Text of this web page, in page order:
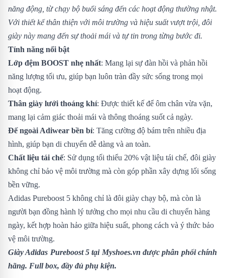
năng động, từ chạy bộ buổi sáng đến các hoạt động thường nhật.
Với thiết kế thân thiện với môi trường và hiệu suất vượt trội, đôi
giày này mang đến sự thoải mái và tự tin trong từng bước đi.
Tính năng nổi bật
Lớp đệm BOOST nhẹ nhất: Mang lại sự đàn hồi và phản hồi
năng lượng tối ưu, giúp bạn luôn tràn đầy sức sống trong mọi
hoạt động.
Thân giày lưới thoáng khí: Được thiết kế để ôm chân vừa vặn,
mang lại cảm giác thoải mái và thông thoáng suốt cả ngày.
Đế ngoài Adiwear bền bỉ: Tăng cường độ bám trên nhiều địa
hình, giúp bạn di chuyển dễ dàng và an toàn.
Chất liệu tái chế: Sử dụng tối thiểu 20% vật liệu tái chế, đôi giày
không chỉ bảo vệ môi trường mà còn góp phần xây dựng lối sống
bền vững.
Adidas Pureboost 5 không chỉ là đôi giày chạy bộ, mà còn là
người bạn đồng hành lý tưởng cho mọi nhu cầu di chuyển hàng
ngày, kết hợp hoàn hảo giữa hiệu suất, phong cách và ý thức bảo
vệ môi trường.
Giày Adidas Pureboost 5 tại Myshoes.vn được phân phối chính
hãng. Full box, đầy đủ phụ kiện.